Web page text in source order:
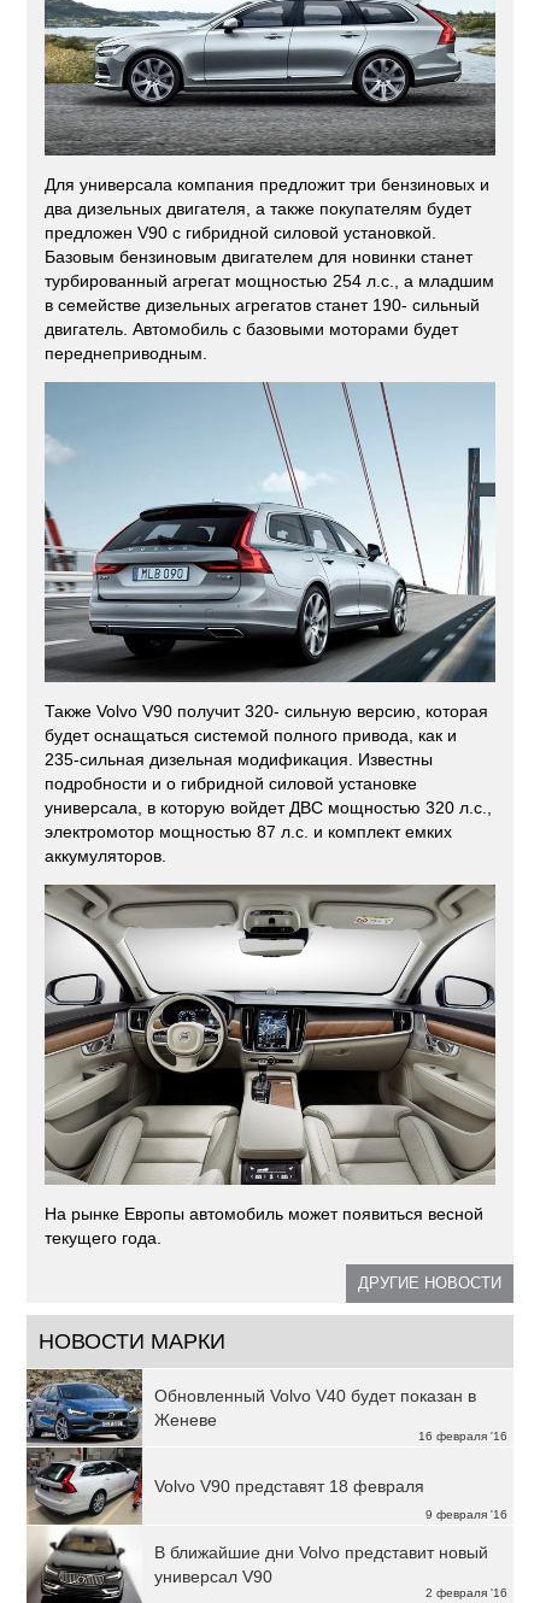
Для универсала компания предложит три бензиновых и
два дизельных двигателя, а также покупателям будет
предложен V90 с гибридной силовой установкой.
Базовым бензиновым двигателем для новинки станет
турбированный агрегат мощностью 254 л.с., а младшим
в семействе дизельных агрегатов станет 190- сильный
двигатель. Автомобиль с базовыми моторами будет
переднеприводным.
Также Volvo V90 получит 320- сильную версию, которая
будет оснащаться системой полного привода, как и
235-сильная дизельная модификация. Известны
подробности и о гибридной силовой установке
универсала, в которую войдет ДВС мощностью 320 л.с.,
электромотор мощностью 87 л.с. и комплект емких
аккумуляторов.
На рынке Европы автомобиль может появиться весной
текущего года.
ДРУГИЕ НОВОСТИ
НОВОСТИ МАРКИ
16 февраля '16
Обновленный Volvo V40 будет показан в
Женеве
9 февраля '16
Volvo V90 представят 18 февраля
2 февраля '16
В ближайшие дни Volvo представит новый
универсал V90